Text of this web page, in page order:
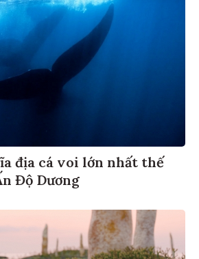
địa cá voi lớn nhất thế
Độ Dương